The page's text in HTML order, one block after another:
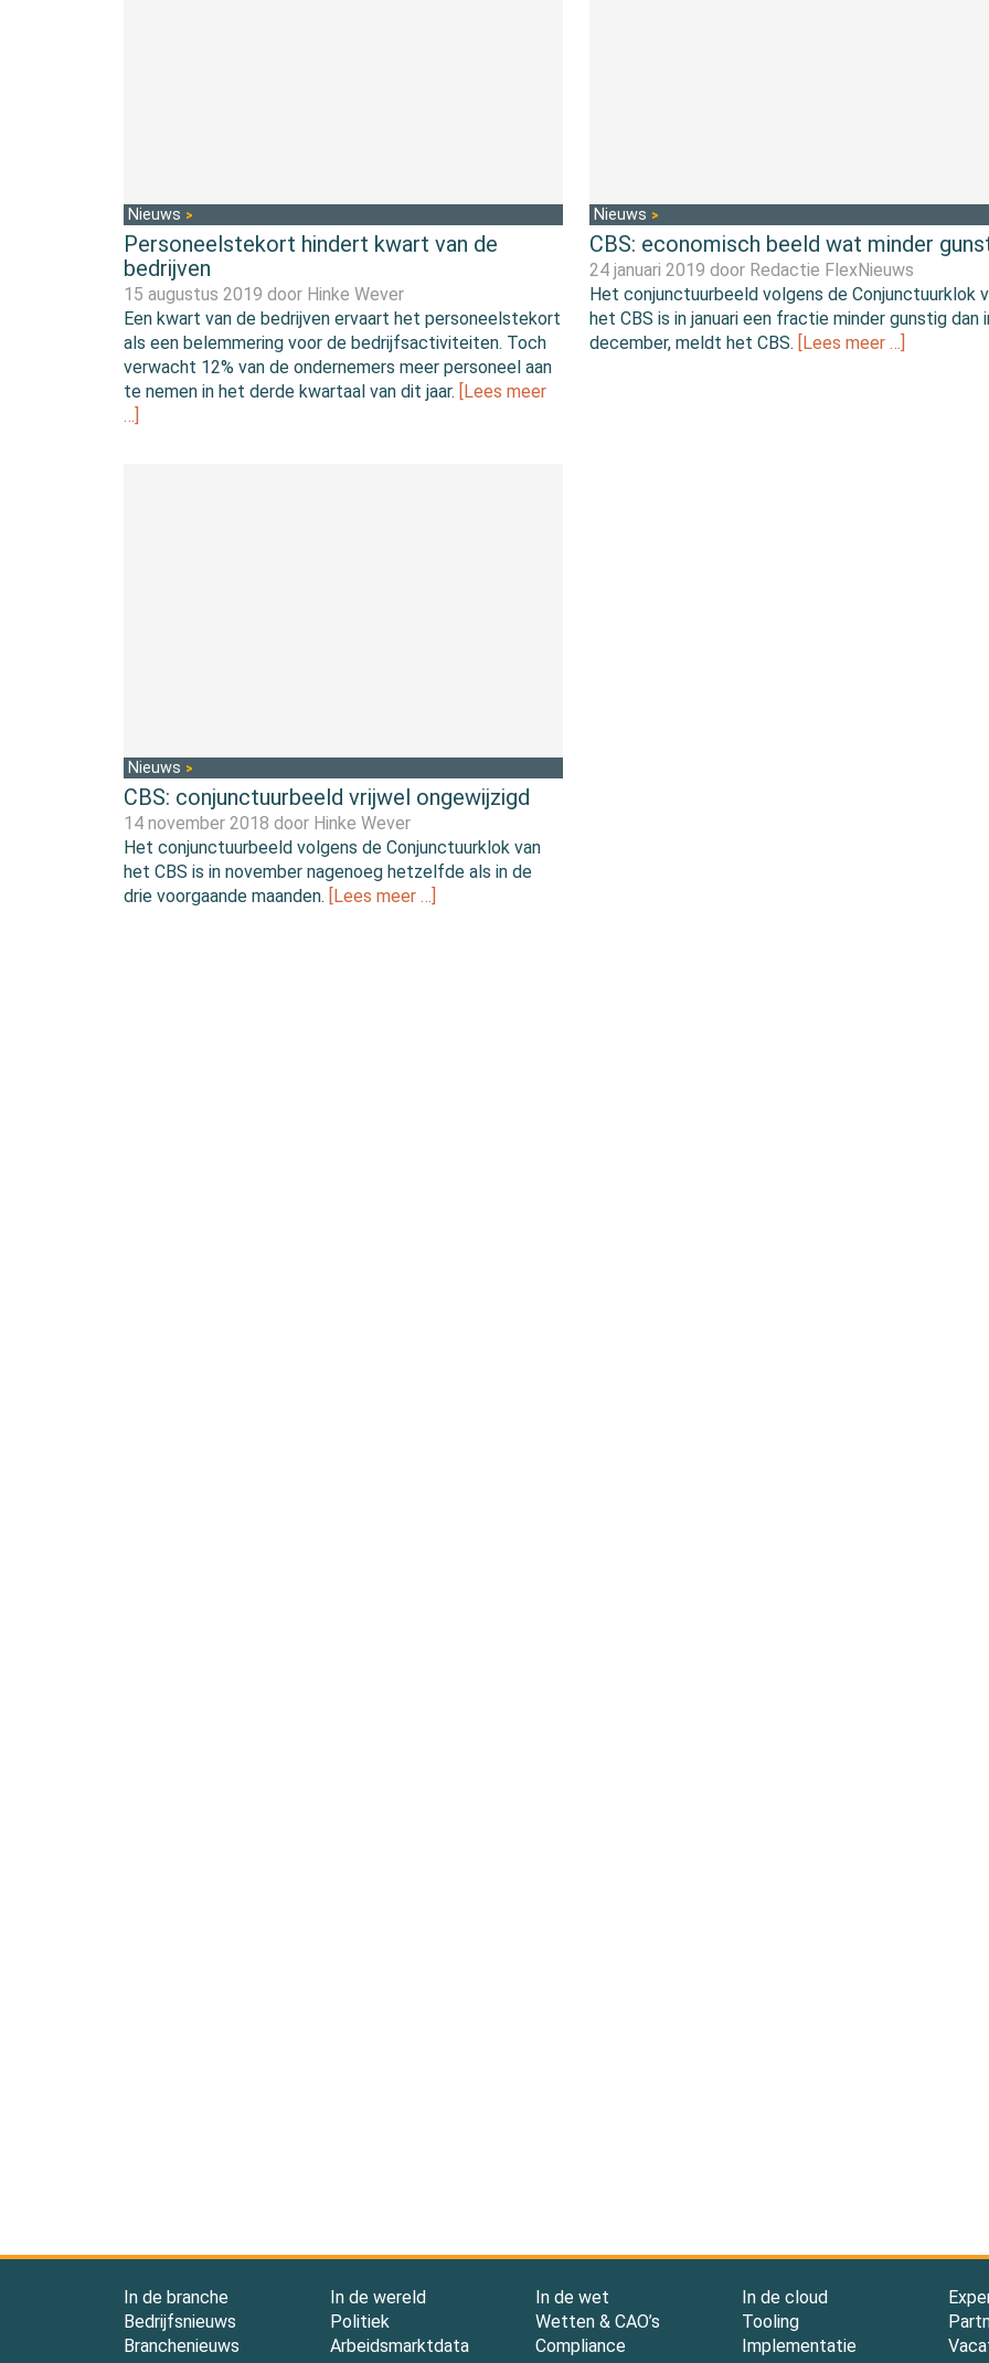
Nieuws
Personeelstekort hindert kwart van de
bedrijven
15 augustus 2019 door Hinke Wever
Een kwart van de bedrijven ervaart het personeelstekort
als een belemmering voor de bedrijfsactiviteiten. Toch
verwacht 12% van de ondernemers meer personeel aan
te nemen in het derde kwartaal van dit jaar.
[Lees meer
…]
Nieuws
CBS: economisch beeld wat minder
24 januari 2019 door Redactie FlexNieuws
Het conjunctuurbeeld volgens de Conjunctuurklok
het CBS is in januari een fractie minder gunstig dan
december, meldt het CBS.
[Lees meer …]
Nieuws
CBS: conjunctuurbeeld vrijwel ongewijzigd
14 november 2018 door Hinke Wever
Het conjunctuurbeeld volgens de Conjunctuurklok van
het CBS is in november nagenoeg hetzelfde als in de
drie voorgaande maanden. [Lees meer …]
In de branche
Bedrijfsnieuws
Branchenieuws
In de wereld
Politiek
Arbeidsmarktdata
In de wet
Wetten & CAO’s
Compliance
In de cloud
Tooling
Implementatie